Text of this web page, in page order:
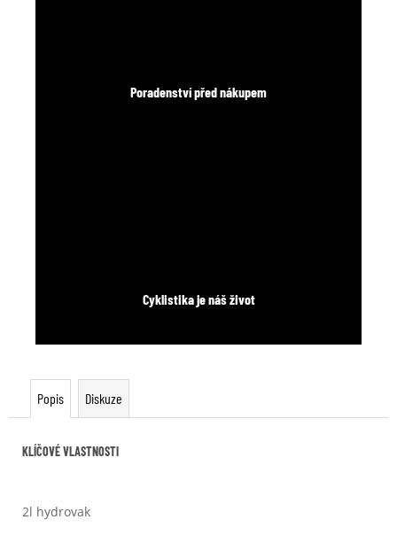
Poradenství před nákupem
Cyklistika je náš život
Popis Diskuze
KLÍČOVÉ VLASTNOSTI
2l hydrovak